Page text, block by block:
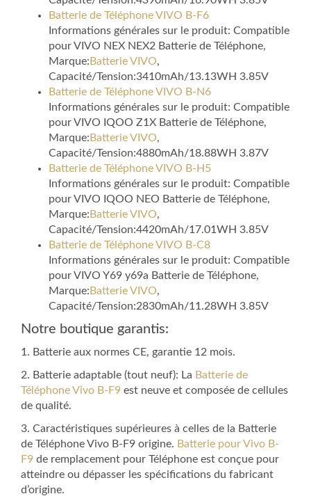
Batterie de Téléphone VIVO B-F6
Informations générales sur le produit: Compatible
pour VIVO NEX NEX2 Batterie de Téléphone,
Marque: Batterie VIVO,
Capacité/Tension:3410mAh/13.13WH 3.85V
Batterie de Téléphone VIVO B-N6
Informations générales sur le produit: Compatible
pour VIVO IQOO Z1X Batterie de Téléphone,
Marque: Batterie VIVO,
Capacité/Tension:4880mAh/18.88WH 3.87V
Batterie de Téléphone VIVO B-H5
Informations générales sur le produit: Compatible
pour VIVO IQOO NEO Batterie de Téléphone,
Marque: Batterie VIVO,
Capacité/Tension:4420mAh/17.01WH 3.85V
Batterie de Téléphone VIVO B-C8
Informations générales sur le produit: Compatible
pour VIVO Y69 y69a Batterie de Téléphone,
Marque: Batterie VIVO,
Capacité/Tension:2830mAh/11.28WH 3.85V
Notre boutique garantis:
1. Batterie aux normes CE, garantie 12 mois.
2. Batterie adaptable (tout neuf): La Batterie de
Téléphone Vivo B-F9 est neuve et composée de cellules
de qualité.
3. Caractéristiques supérieures à celles de la Batterie
de Téléphone Vivo B-F9 origine. Batterie pour Vivo B-
F9 de remplacement pour Téléphone est conçue pour
atteindre ou dépasser les spécifications du fabricant
d’origine.